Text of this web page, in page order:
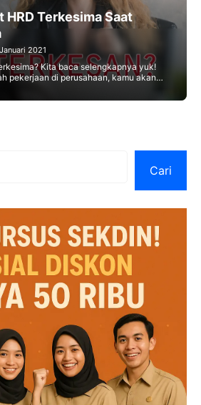
HRD Terkesima Saat
2021
Kita baca selengkapnya yuk!
pekerjaan di perusahaan, kamu akan
Cari